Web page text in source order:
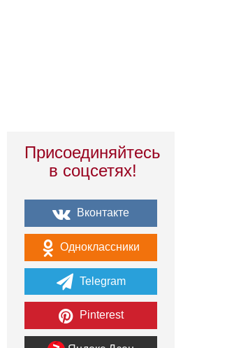
Присоединяйтесь
в соцсетях!
Вконтакте
Одноклассники
Telegram
Pinterest